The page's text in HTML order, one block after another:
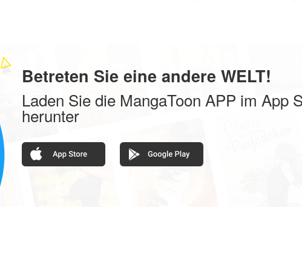
Betreten Sie eine andere WELT!
Laden Sie die MangaToon APP im App
herunter